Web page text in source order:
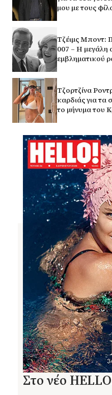
μου με τους
Τζέιμς Μποντ:
007 – Η μεγάλη
εμβληματικού
Τζορτζίνα
καρδιάς για τα
το μήνυμα του
Στο νέο